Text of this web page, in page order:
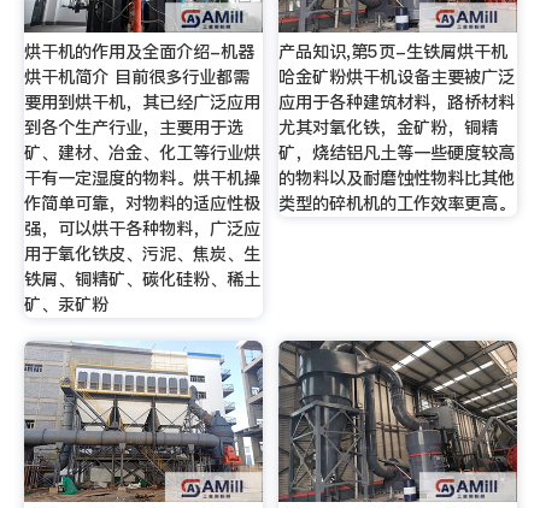
烘干机的作用及全面介绍-机器
烘干机简介 目前很多行业都需
要用到烘干机，其已经广泛应用
到各个生产行业，主要用于选
矿、建材、冶金、化工等行业烘
干有一定湿度的物料。烘干机操
作简单可靠，对物料的适应性极
强，可以烘干各种物料，广泛应
用于氧化铁皮、污泥、焦炭、生
铁屑、铜精矿、碳化硅粉、稀土
矿、汞矿粉
产品知识,第5页-生铁屑烘干机
哈金矿粉烘干机设备主要被广泛
应用于各种建筑材料，路桥材料
尤其对氧化铁，金矿粉，铜精
矿，烧结铝凡土等一些硬度较高
的物料以及耐磨蚀性物料比其他
类型的碎机机的工作效率更高。